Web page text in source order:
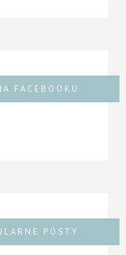
FACEBOOKU
POSTY